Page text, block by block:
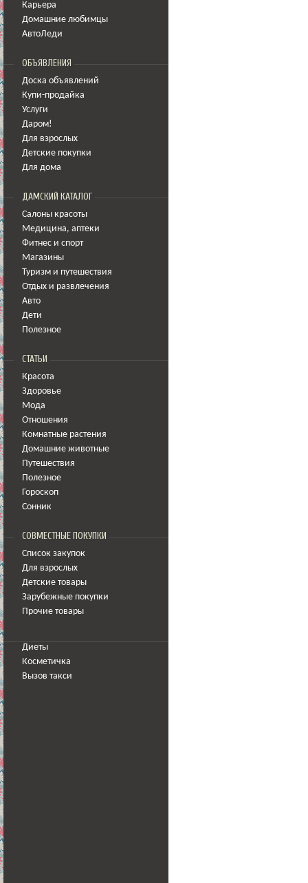
Карьера
Домашние любимцы
АвтоЛеди
ОБЪЯВЛЕНИЯ
Доска объявлений
Купи-продайка
Услуги
Даром!
Для взрослых
Детские покупки
Для дома
ДАМСКИЙ КАТАЛОГ
Салоны красоты
Медицина, аптеки
Фитнес и спорт
Магазины
Туризм и путешествия
Отдых и развлечения
Авто
Дети
Полезное
СТАТЬИ
Красота
Здоровье
Мода
Отношения
Комнатные растения
Домашние животные
Путешествия
Полезное
Гороскоп
Сонник
СОВМЕСТНЫЕ ПОКУПКИ
Список закупок
Для взрослых
Детские товары
Зарубежные покупки
Прочие товары
Диеты
Косметичка
Вызов такси